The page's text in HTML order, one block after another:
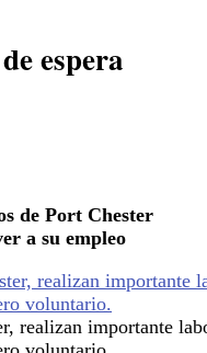
espera
de Port Chester
a su empleo
realizan importante